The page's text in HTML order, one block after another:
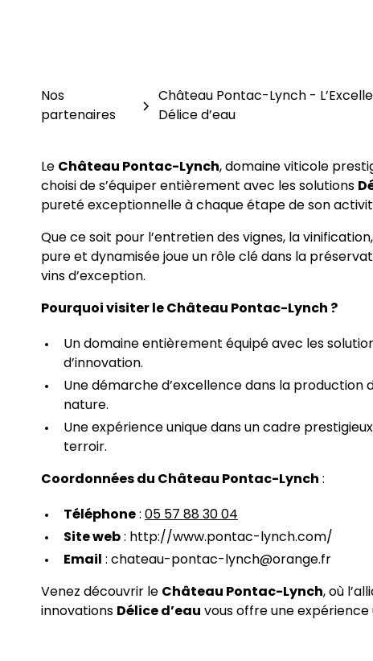
Nos
partenaires
Château Pontac-Lynch -
Délice d’eau
Le Château Pontac-Lynch, domaine viticole
choisi de s’équiper entièrement avec les solutions
pureté exceptionnelle à chaque étape de son
Que ce soit pour l’entretien des vignes, la
pure et dynamisée joue un rôle clé dans la
vins d’exception.
Pourquoi visiter le Château Pontac-Lynch ?
Un domaine entièrement équipé avec les
d’innovation.
Une démarche d’excellence dans la production
nature.
Une expérience unique dans un cadre
terroir.
Coordonnées du Château Pontac-Lynch :
Téléphone : 05 57 88 30 04
Site web : http://www.pontac-lynch.com/
Email
: chateau-pontac-lynch@orange.fr
Venez découvrir le Château Pontac-Lynch, où
innovations Délice d’eau vous offre une expérience